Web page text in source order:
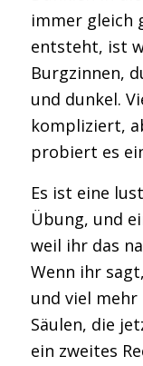
immer gleich
entsteht, ist
Burgzinnen,
und dunkel.
kompliziert,
probiert es
Es ist eine
Übung, und
weil ihr das
Wenn ihr
und viel
Säulen, die
ein zweites